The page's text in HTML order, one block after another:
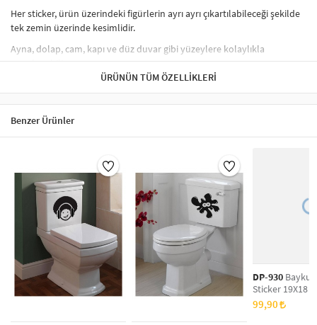
Her sticker, ürün üzerindeki figürlerin ayrı ayrı çıkartılabileceği şekilde
tek zemin üzerinde kesimlidir.
Ayna, dolap, cam, kapı ve düz duvar gibi yüzeylere kolaylıkla
uygulanabilir.
kendi yapışkanlıözelliğe sahiptir; yalnızca kağıdından
İç mekan kullanımına uygundur.
şeklindedir.
temizlik ürünleri önerilmez.
Görsellerdeki bazı büyük figürlerin uygulanmasında yardım almanız
tavsiye edilir.
Malzeme Kalitesi:Ürünlerimiz 1. sınıf yüksek kaliteli malzemeden
üretilmiştir.
Daha iyi sonuç için ürünlerin pürüzsüz, boyalı ve düzgün yüzeylerde
kullanılması önerilir.
Uygulama sonrası, figürler arasında bırakılan boşluğa göre toplam
ÜRÜNÜN TÜM ÖZELLIKLERI
Benzer Ürünler
DP-930
Sticker 19X18
99,90